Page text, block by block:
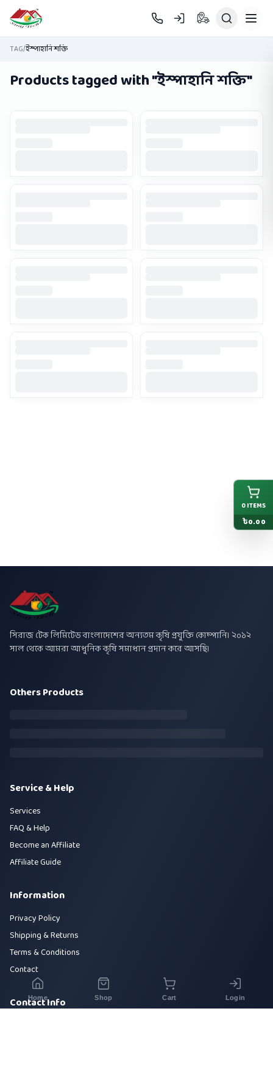
Skip to main content
TAG/ইস্পাহানি শক্তি
Products tagged with "ইস্পাহানি শক্তি"
সিরাজ টেক লিমিটেড বাংলাদেশের অন্যতম কৃষি প্রযুক্তি কোম্পানি। ২০১২
সাল থেকে আমরা আধুনিক কৃষি সমাধান প্রদান করে আসছি।
Others Products
Service & Help
Services
FAQ & Help
Become an Affiliate
Affiliate Guide
Information
Privacy Policy
Shipping & Returns
Terms & Conditions
Contact
Contact Info
Home Shop Cart Login
0ITEMS
৳0.00